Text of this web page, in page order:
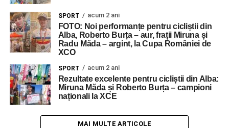
SPORT acum 2 ani
FOTO: Noi performanțe pentru cicliștii din
Alba, Roberto Burța – aur, frații Miruna și
Radu Măda – argint, la Cupa României de
XCO
SPORT acum 2 ani
Rezultate excelente pentru cicliștii din Alba:
Miruna Măda și Roberto Burța – campioni
naționali la XCE
MAI MULTE ARTICOLE